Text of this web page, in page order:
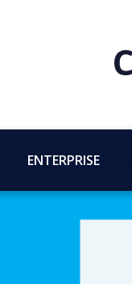
ENTERPRISE